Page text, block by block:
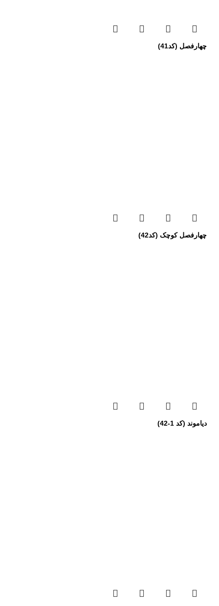
چهارفصل (کد41)
چهارفصل کوچک (کد42)
دیاموند (کد 1-42)